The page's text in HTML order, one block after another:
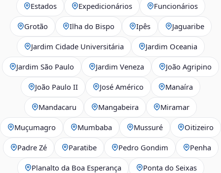
Estados Expedicionários Funcionários
Grotão Ilha do Bispo Ipês Jaguaribe
Jardim Cidade Universitária Jardim Oceania
Jardim São Paulo Jardim Veneza João Agripino
João Paulo II José Américo Manaíra
Mandacaru Mangabeira Miramar
Muçumagro Mumbaba Mussuré Oitizeiro
Padre Zé Paratibe Pedro Gondim Penha
Planalto da Boa Esperança Ponta do Seixas